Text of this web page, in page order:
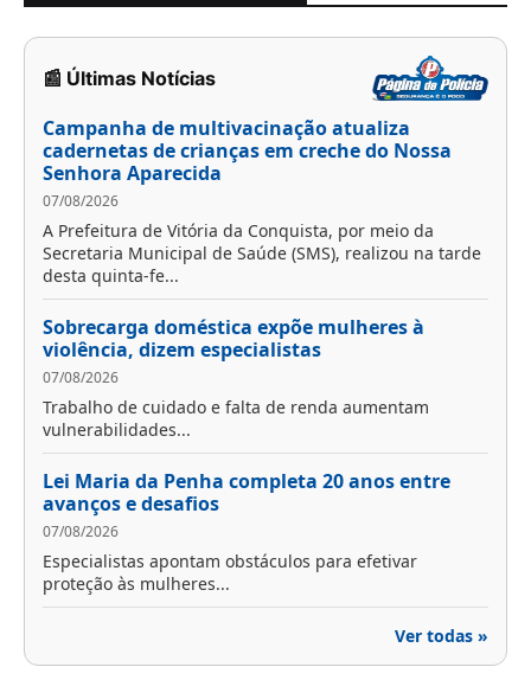
📰 Últimas Notícias
Campanha de multivacinação atualiza
cadernetas de crianças em creche do Nossa
Senhora Aparecida
07/08/2026
A Prefeitura de Vitória da Conquista, por meio da
Secretaria Municipal de Saúde (SMS), realizou na tarde
desta quinta-fe...
Sobrecarga doméstica expõe mulheres à
violência, dizem especialistas
07/08/2026
Trabalho de cuidado e falta de renda aumentam
vulnerabilidades...
Lei Maria da Penha completa 20 anos entre
avanços e desafios
07/08/2026
Especialistas apontam obstáculos para efetivar
proteção às mulheres...
Ver todas »